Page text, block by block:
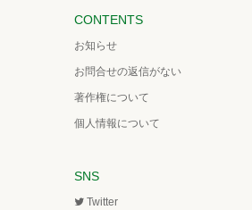
CONTENTS
お知らせ
お問合せの返信がない
著作権について
個人情報について
SNS
Twitter